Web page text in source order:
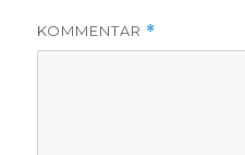
KOMMENTAR *